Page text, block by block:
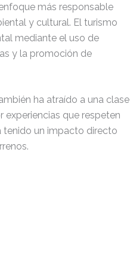
más responsable
y cultural. El turismo
mediante el uso de
y la promoción de
ha atraído a una clase
experiencias que respeten
tenido un impacto directo